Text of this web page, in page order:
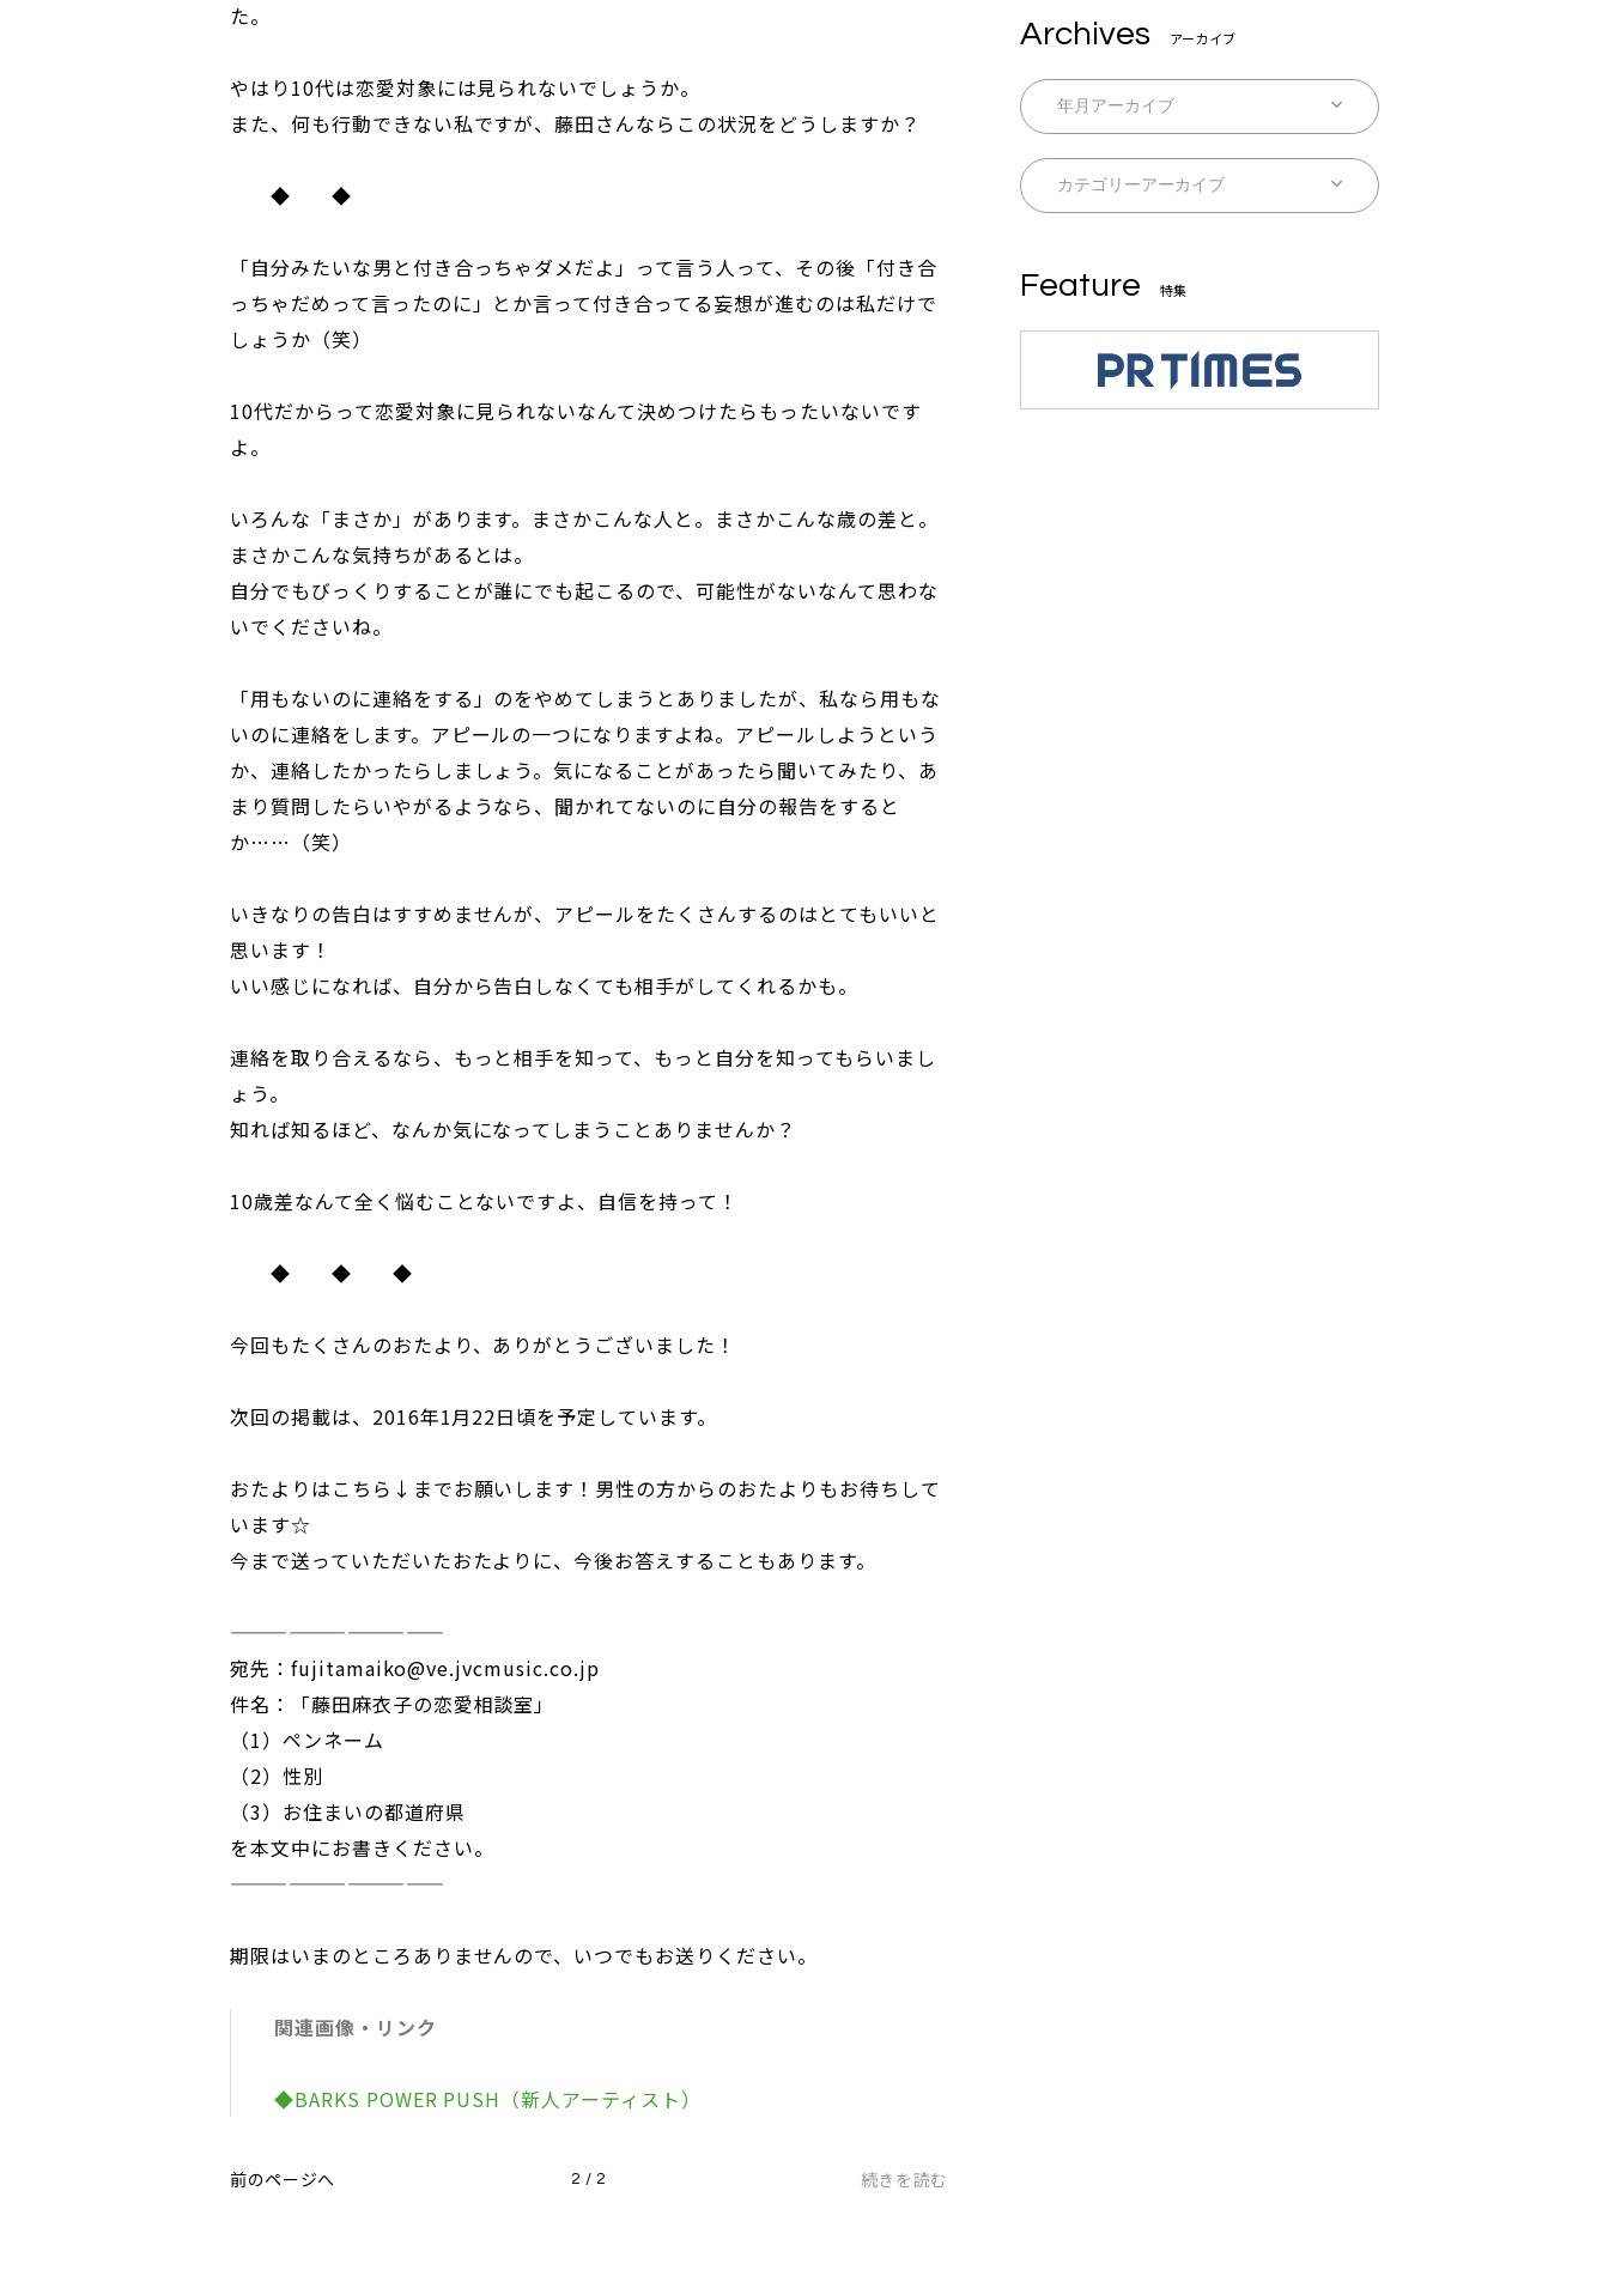
た。
やはり10代は恋愛対象には見られないでしょうか。
また、何も行動できない私ですが、藤田さんならこの状況をどうしますか？
◆ ◆
「自分みたいな男と付き合っちゃダメだよ」って言う人って、その後「付き合
っちゃだめって言ったのに」とか言って付き合ってる妄想が進むのは私だけで
しょうか（笑）
10代だからって恋愛対象に見られないなんて決めつけたらもったいないです
よ。
いろんな「まさか」があります。まさかこんな人と。まさかこんな歳の差と。
まさかこんな気持ちがあるとは。
自分でもびっくりすることが誰にでも起こるので、可能性がないなんて思わな
いでくださいね。
「用もないのに連絡をする」のをやめてしまうとありましたが、私なら用もな
いのに連絡をします。アピールの一つになりますよね。アピールしようという
か、連絡したかったらしましょう。気になることがあったら聞いてみたり、あ
まり質問したらいやがるようなら、聞かれてないのに自分の報告をすると
か……（笑）
いきなりの告白はすすめませんが、アピールをたくさんするのはとてもいいと
思います！
いい感じになれば、自分から告白しなくても相手がしてくれるかも。
連絡を取り合えるなら、もっと相手を知って、もっと自分を知ってもらいまし
ょう。
知れば知るほど、なんか気になってしまうことありませんか？
10歳差なんて全く悩むことないですよ、自信を持って！
◆ ◆ ◆
今回もたくさんのおたより、ありがとうございました！
次回の掲載は、2016年1月22日頃を予定しています。
おたよりはこちら↓までお願いします！男性の方からのおたよりもお待ちして
います☆
今まで送っていただいたおたよりに、今後お答えすることもあります。
———————————
宛先：fujitamaiko@ve.jvcmusic.co.jp
件名：「藤田麻衣子の恋愛相談室」
（1）ペンネーム
（2）性別
（3）お住まいの都道府県
を本文中にお書きください。
———————————
期限はいまのところありませんので、いつでもお送りください。
関連画像・リンク
◆BARKS POWER PUSH（新人アーティスト）
前のページへ 2 / 2 続きを読む
Archives アーカイブ
Feature 特集